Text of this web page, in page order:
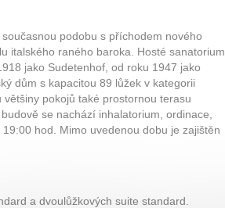
podobu s příchodem nového
italského raného baroka. Hosté sanatorium
jako Sudetenhof, od roku 1947 jako
dům s kapacitou 89 lůžek v kategorii
pokojů také prostornou terasu
se nachází inhalatorium, ordinace,
hod. Mimo uvedenou dobu je zajištěn
a dvoulůžkových suite standard.